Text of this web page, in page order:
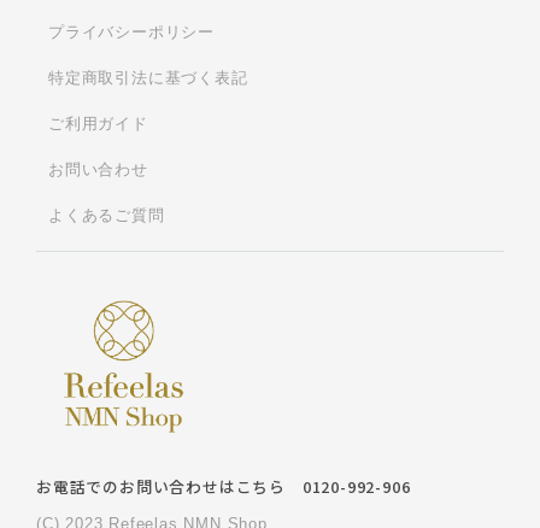
お電話でのお問い合わせはこちら 0120-992-906
(C) 2023 Refeelas NMN Shop
プライバシーポリシー
特定商取引法に基づく表記
ご利用ガイド
お問い合わせ
よくあるご質問